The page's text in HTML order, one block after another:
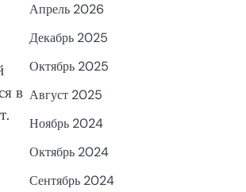
в
Апрель 2026
Декабрь 2025
Октябрь 2025
Август 2025
Ноябрь 2024
Октябрь 2024
Сентябрь 2024